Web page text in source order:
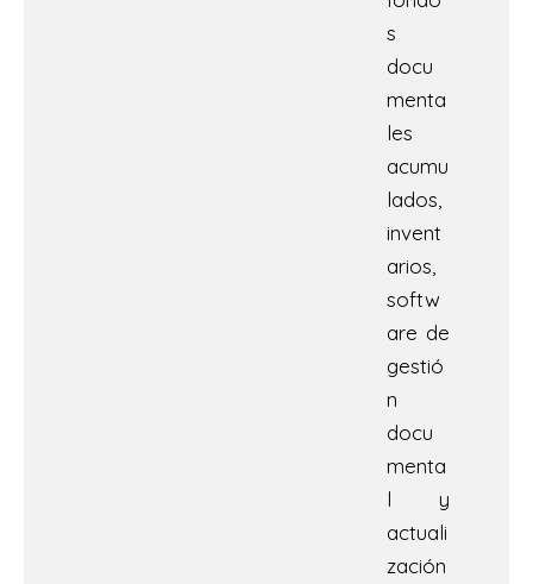
s
docu
menta
les
acumu
lados,
invent
arios,
softw
are de
gestió
n
docu
menta
l y
actuali
zación